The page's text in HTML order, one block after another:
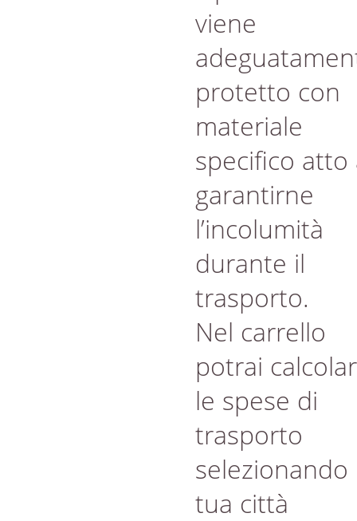
viene
protetto con
materiale
specifico atto
garantirne
l’incolumità
durante il
trasporto.
Nel carrello
potrai
le spese di
trasporto
selezionando
tua città